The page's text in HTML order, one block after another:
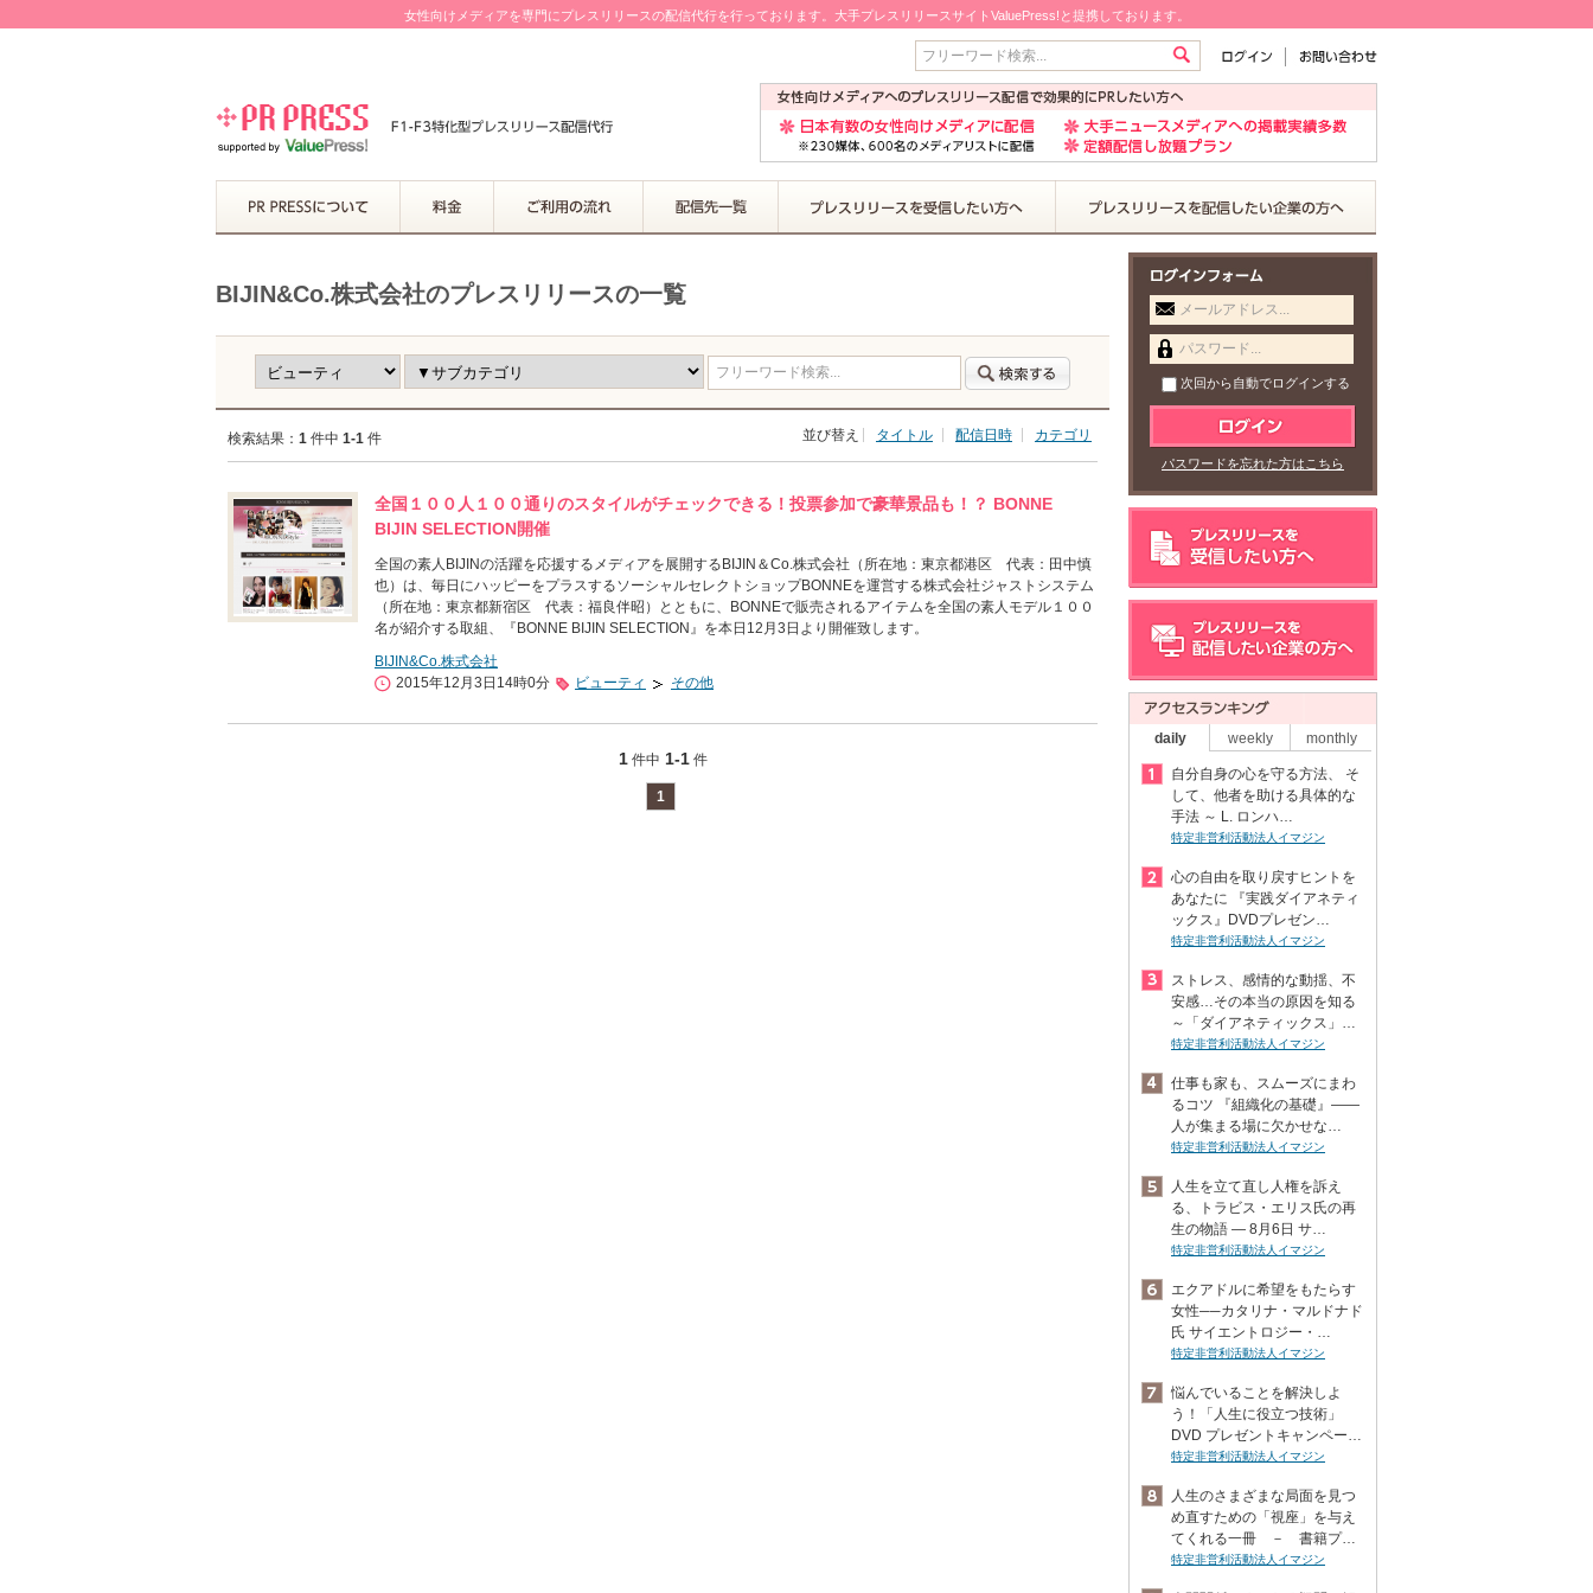
女性向けメディアを専門にプレスリリースの配信代行を行っております。大手プレスリリースサイトValuePress!と提携しております。
フリーワード検索...
BIJIN&Co.株式会社のプレスリリースの一覧
フリーワード検索...
検索結果： 1 件中 1-1 件 並び替え タイトル 配信日時 カテゴリ
全国１００人１００通りのスタイルがチェックできる！投票参加で豪華景品も！？ BONNE
BIJIN SELECTION開催
全国の素人BIJINの活躍を応援するメディアを展開するBIJIN＆Co.株式会社（所在地：東京都港区 代表：田中慎
也）は、毎日にハッピーをプラスするソーシャルセレクトショップBONNEを運営する株式会社ジャストシステム
（所在地：東京都新宿区 代表：福良伴昭）とともに、BONNEで販売されるアイテムを全国の素人モデル１００
名が紹介する取組、『BONNE BIJIN SELECTION』を本日12月3日より開催致します。
BIJIN&Co.株式会社
2015年12月3日14時0分
ビューティ その他
1件中 1-1件
1
メールアドレス...
パスワード...
次回から自動でログインする
パスワードを忘れた方はこちら
daily weekly monthly
自分自身の心を守る方法、 そ
して、他者を助ける具体的な
手法 ～ L. ロンハ…
特定非営利活動法人イマジン
心の自由を取り戻すヒントを
あなたに 『実践ダイアネティ
ックス』DVDプレゼン…
特定非営利活動法人イマジン
ストレス、感情的な動揺、不
安感…その本当の原因を知る
～「ダイアネティックス」…
特定非営利活動法人イマジン
仕事も家も、スムーズにまわ
るコツ 『組織化の基礎』――
人が集まる場に欠かせな…
特定非営利活動法人イマジン
人生を立て直し人権を訴え
る、トラビス・エリス氏の再
生の物語 ― 8月6日 サ…
特定非営利活動法人イマジン
エクアドルに希望をもたらす
女性──カタリナ・マルドナド
氏 サイエントロジー・…
特定非営利活動法人イマジン
悩んでいることを解決しよ
う！「人生に役立つ技術」
DVD プレゼントキャンペー…
特定非営利活動法人イマジン
人生のさまざまな局面を見つ
め直すための「視座」を与え
てくれる一冊 － 書籍プ…
特定非営利活動法人イマジン